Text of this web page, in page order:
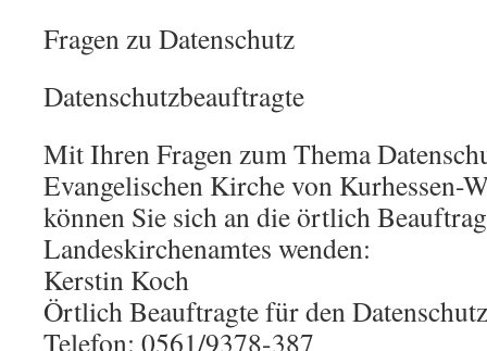
Fragen zu Datenschutz
Datenschutzbeauftragte
Mit Ihren Fragen zum Thema
Evangelischen Kirche von Kurhessen-
können Sie sich an die örtlich
Landeskirchenamtes wenden:
Kerstin Koch
Örtlich Beauftragte für den Datenschutz
Telefon: 0561/9378-387